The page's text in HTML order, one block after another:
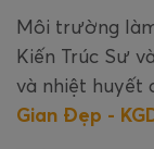
Môi trường
Kiến Trúc Sư
và nhiệt huyết
Gian Đẹp -